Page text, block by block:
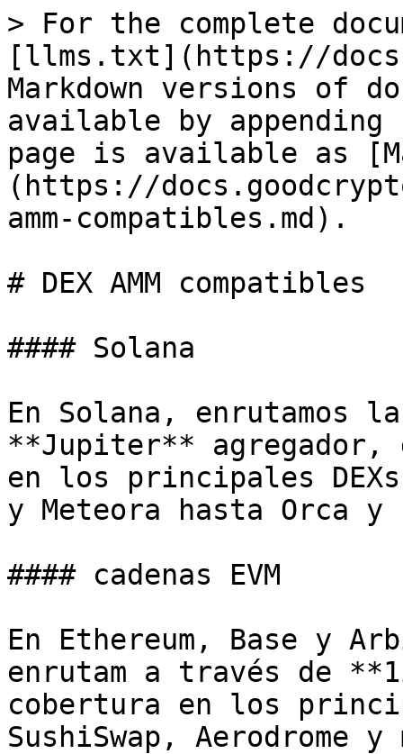
> For the complete
[llms.txt](https://
Markdown versions of
available by
page is available as
(https://
amm-compatibles.md).
# DEX AMM compatibles
#### Solana
En Solana, enrutamos
**Jupiter** agregador,
en los principales DEXs
y Meteora hasta Orca y
#### cadenas EVM
En Ethereum, Base y
enrutam a través de
cobertura en los
SushiSwap, Aerodrome y